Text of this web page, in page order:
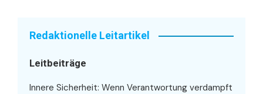
Redaktionelle Leitartikel
Leitbeiträge
Innere Sicherheit: Wenn Verantwortung verdampft